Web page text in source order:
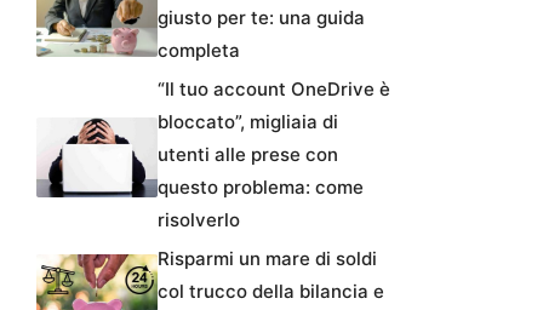
giusto per te: una guida
completa
“Il tuo account OneDrive è
bloccato”, migliaia di
utenti alle prese con
questo problema: come
risolverlo
Risparmi un mare di soldi
col trucco della bilancia e